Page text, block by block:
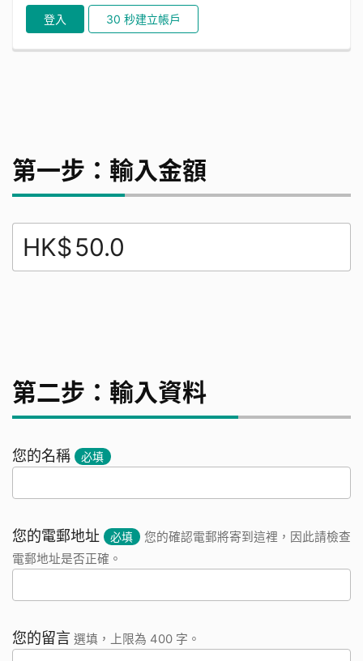
登入 30 秒建立帳戶
第一步：輸入金額
HK$
第二步：輸入資料
您的名稱 必填
您的電郵地址 必填
您的確認電郵將寄到這裡，因此請檢查
電郵地址是否正確。
您的留言 選填，上限為 400 字。